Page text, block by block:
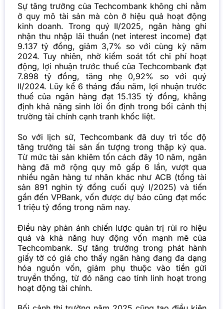
Sự tăng trưởng của Techcombank không chỉ nằm
ở quy mô tài sản mà còn ở hiệu quả hoạt động
kinh doanh. Trong quý II/2025, ngân hàng ghi
nhận thu nhập lãi thuần (net interest income) đạt
9.137 tỷ đồng, giảm 3,7% so với cùng kỳ năm
2024. Tuy nhiên, nhờ kiểm soát tốt chi phí hoạt
động, lợi nhuận trước thuế của Techcombank đạt
7.898 tỷ đồng, tăng nhẹ 0,92% so với quý
II/2024. Lũy kế 6 tháng đầu năm, lợi nhuận trước
thuế của ngân hàng đạt 15.135 tỷ đồng, khẳng
định khả năng sinh lời ổn định trong bối cảnh thị
trường tài chính cạnh tranh khốc liệt.
So với lịch sử, Techcombank đã duy trì tốc độ
tăng trưởng tài sản ấn tượng trong thập kỷ qua.
Từ mức tài sản khiêm tốn cách đây 10 năm, ngân
hàng đã mở rộng quy mô gấp 6 lần, vượt qua
nhiều ngân hàng tư nhân khác như ACB (tổng tài
sản 891 nghìn tỷ đồng cuối quý I/2025) và tiến
gần đến VPBank, vốn được dự báo cũng đạt mốc
1 triệu tỷ đồng trong năm nay.
Điều này phản ánh chiến lược quản trị rủi ro hiệu
quả và khả năng huy động vốn mạnh mẽ của
Techcombank. Sự tăng trưởng trong phát hành
giấy tờ có giá cho thấy ngân hàng đang đa dạng
hóa nguồn vốn, giảm phụ thuộc vào tiền gửi
truyền thống, từ đó nâng cao tính linh hoạt trong
hoạt động tài chính.